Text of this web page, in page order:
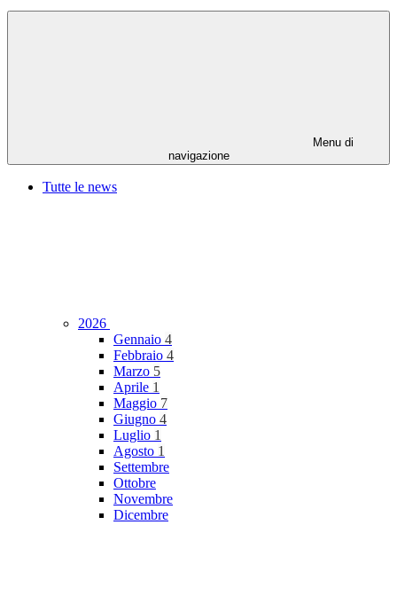
Menu di
navigazione
Tutte le news
2026
Gennaio 4
Febbraio 4
Marzo 5
Aprile 1
Maggio 7
Giugno 4
Luglio 1
Agosto 1
Settembre
Ottobre
Novembre
Dicembre